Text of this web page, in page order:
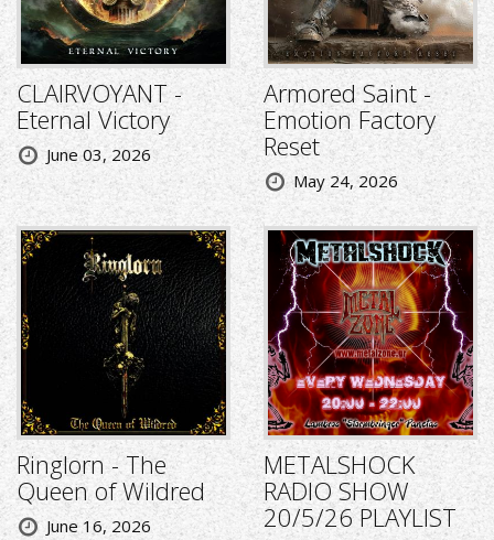
CLAIRVOYANT -
Eternal Victory
June 03, 2026
Armored Saint -
Emotion Factory
Reset
May 24, 2026
Ringlorn - The
Queen of Wildred
June 16, 2026
METALSHOCK
RADIO SHOW
20/5/26 PLAYLIST